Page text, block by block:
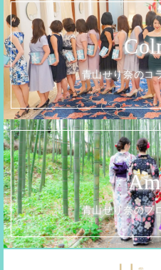
青山せり奈のコ
青山せり奈のブ